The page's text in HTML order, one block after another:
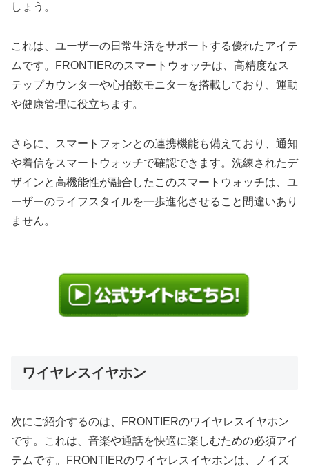
しょう。
これは、ユーザーの日常生活をサポートする優れたアイテ
ムです。FRONTIERのスマートウォッチは、高精度なス
テップカウンターや心拍数モニターを搭載しており、運動
や健康管理に役立ちます。
さらに、スマートフォンとの連携機能も備えており、通知
や着信をスマートウォッチで確認できます。洗練されたデ
ザインと高機能性が融合したこのスマートウォッチは、ユ
ーザーのライフスタイルを一歩進化させること間違いあり
ません。
ワイヤレスイヤホン
次にご紹介するのは、FRONTIERのワイヤレスイヤホン
です。これは、音楽や通話を快適に楽しむための必須アイ
テムです。FRONTIERのワイヤレスイヤホンは、ノイズ